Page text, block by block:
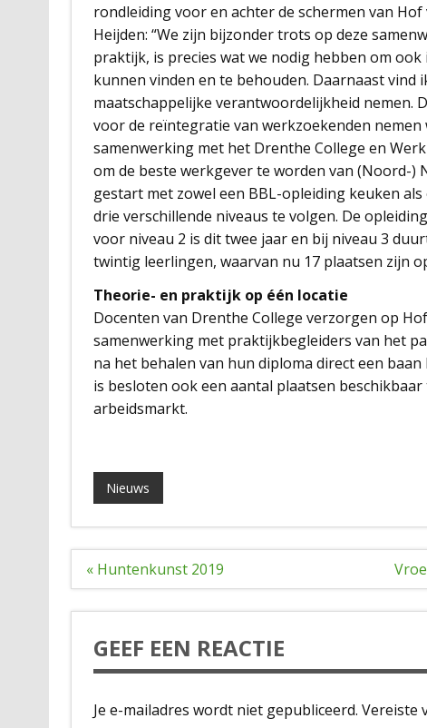
rondleiding voor en achter de schermen van
Heijden: “We zijn bijzonder trots op deze
praktijk, is precies wat we nodig hebben om
kunnen vinden en te behouden. Daarnaast
maatschappelijke verantwoordelijkheid nemen.
voor de reïntegratie van werkzoekenden
samenwerking met het Drenthe College en
om de beste werkgever te worden van (Noord-)
gestart met zowel een BBL-opleiding keuken
drie verschillende niveaus te volgen. De
voor niveau 2 is dit twee jaar en bij niveau 3
twintig leerlingen, waarvan nu 17 plaatsen zijn
Theorie- en praktijk op één locatie
Docenten van Drenthe College verzorgen op
samenwerking met praktijkbegleiders van het
na het behalen van hun diploma direct een
is besloten ook een aantal plaatsen
arbeidsmarkt.
Nieuws
Bericht
« Huntenkunst 2019
GEEF EEN REACTIE
Je e-mailadres wordt niet gepubliceerd. Vereiste